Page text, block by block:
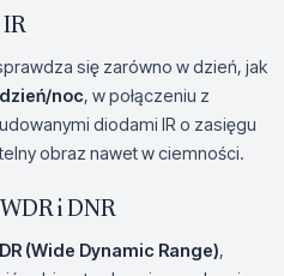
się zarówno w dzień, jak
noc, w połączeniu z
diodami IR o zasięgu
obraz nawet w ciemności.
i DNR
(Wide Dynamic Range),